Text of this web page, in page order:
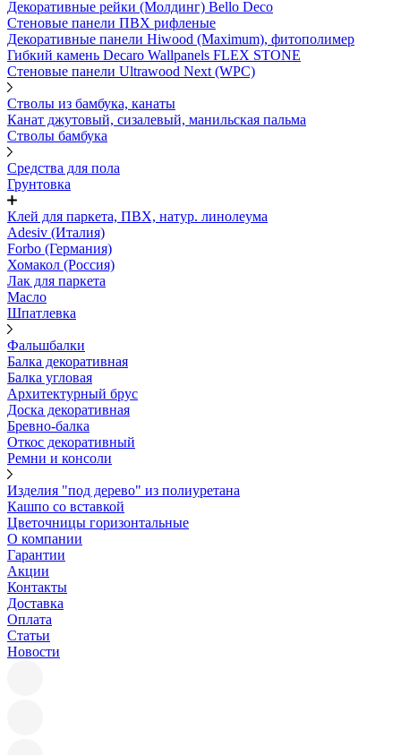
Декоративные рейки (Молдинг) Bello Deco
Стеновые панели ПВХ рифленые
Декоративные панели Hiwood (Maximum), фитополимер
Гибкий камень Decaro Wallpanels FLEX STONE
Стеновые панели Ultrawood Next (WPC)
Стволы из бамбука, канаты
Канат джутовый, сизалевый, манильская пальма
Стволы бамбука
Средства для пола
Грунтовка
Клей для паркета, ПВХ, натур. линолеума
Adesiv (Италия)
Forbo (Германия)
Хомакол (Россия)
Лак для паркета
Масло
Шпатлевка
Фальшбалки
Балка декоративная
Балка угловая
Архитектурный брус
Доска декоративная
Бревно-балка
Откос декоративный
Ремни и консоли
Изделия "под дерево" из полиуретана
Кашпо со вставкой
Цветочницы горизонтальные
О компании
Гарантии
Акции
Контакты
Доставка
Оплата
Статьи
Новости